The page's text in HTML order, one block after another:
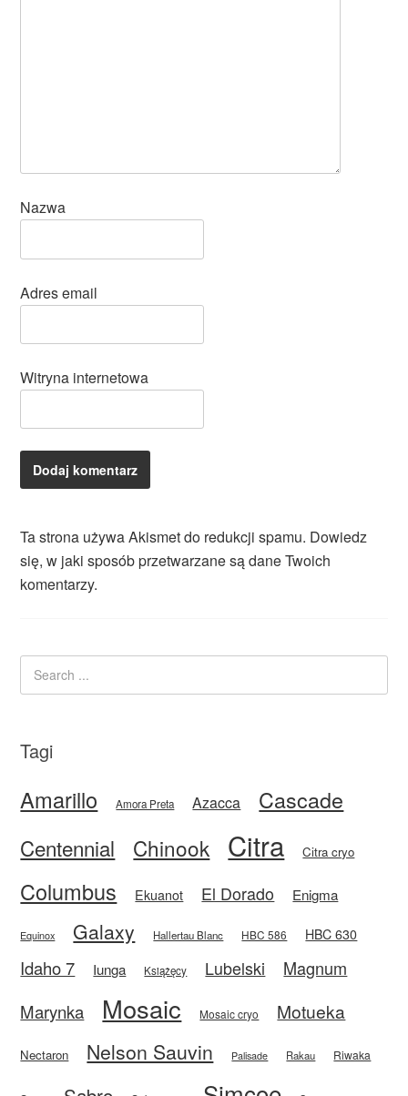
Nazwa
Adres email
Witryna internetowa
Ta strona używa Akismet do redukcji spamu. Dowiedz
się, w jaki sposób przetwarzane są dane Twoich
komentarzy.
Tagi
Amarillo Amora Preta Azacca Cascade
Centennial Chinook Citra Citra cryo
Columbus Ekuanot El Dorado Enigma
Equinox Galaxy Hallertau Blanc HBC 586 HBC 630
Idaho 7 Iunga Książęcy Lubelski
Magnum
Marynka
Mosaic Mosaic cryo Motueka
Nectaron Nelson Sauvin Palisade Rakau Riwaka